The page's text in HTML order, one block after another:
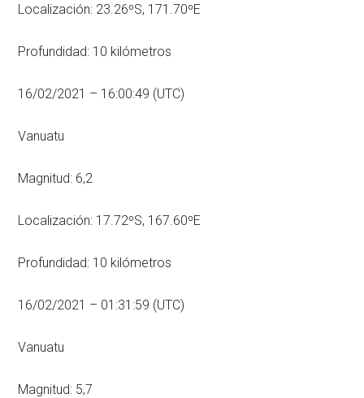
Localización: 23.26ºS, 171.70ºE
Profundidad: 10 kilómetros
16/02/2021 – 16:00:49 (UTC)
Vanuatu
Magnitud: 6,2
Localización: 17.72ºS, 167.60ºE
Profundidad: 10 kilómetros
16/02/2021 – 01:31:59 (UTC)
Vanuatu
Magnitud: 5,7